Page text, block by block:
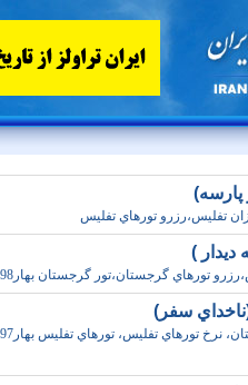
تفليس،رزرو تورهاي تفليس
گرجستان،تور گرجستان بهار98،نرخ تورهاي تفليس